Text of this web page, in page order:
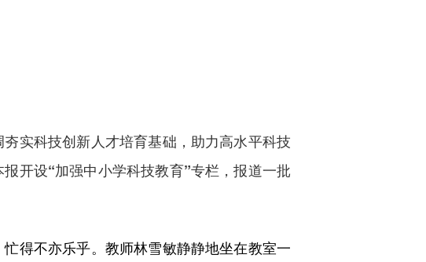
实科技创新人才培育基础，助力高水平科技
开设“加强中小学科技教育”专栏，报道一批
得不亦乐乎。教师林雪敏静静地坐在教室一